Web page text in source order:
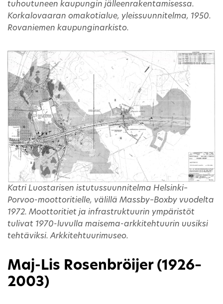
tuhoutuneen kaupungin jälleenrakentamisessa.
Korkalovaaran omakotialue, yleissuunnitelma, 1950.
Rovaniemen kaupunginarkisto.
Katri Luostarisen istutussuunnitelma Helsinki–
Porvoo-moottoritielle, välillä Massby–Boxby vuodelta
1972. Moottoritiet ja infrastruktuurin ympäristöt
tulivat 1970-luvulla maisema-arkkitehtuurin uusiksi
tehtäviksi. Arkkitehtuurimuseo.
Maj-Lis Rosenbröijer (1926–
2003)